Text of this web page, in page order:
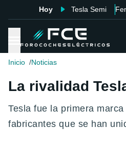
Hoy Tesla Semi
Inicio Noticias
La rivalidad
Tesla fue la primera
fabricantes que se han